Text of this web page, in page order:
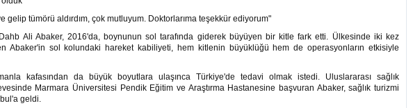
gelip tümörü aldırdım, çok mutluyum. Doktorlarıma teşekkür ediyorum"
Ali Abaker, 2016'da, boynunun sol tarafında giderek büyüyen bir kitle fark etti. Ülkesinde iki kez
Abaker'in sol kolundaki hareket kabiliyeti, hem kitlenin büyüklüğü hem de operasyonların etkisiyle
kafasından da büyük boyutlara ulaşınca Türkiye'de tedavi olmak istedi. Uluslararası sağlık
Marmara Üniversitesi Pendik Eğitim ve Araştırma Hastanesine başvuran Abaker, sağlık turizmi
geldi.